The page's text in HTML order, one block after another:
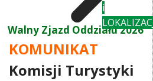
Walny Zjazd Oddziału 2026
i
KOMUNIKAT
Komisji Turystyki